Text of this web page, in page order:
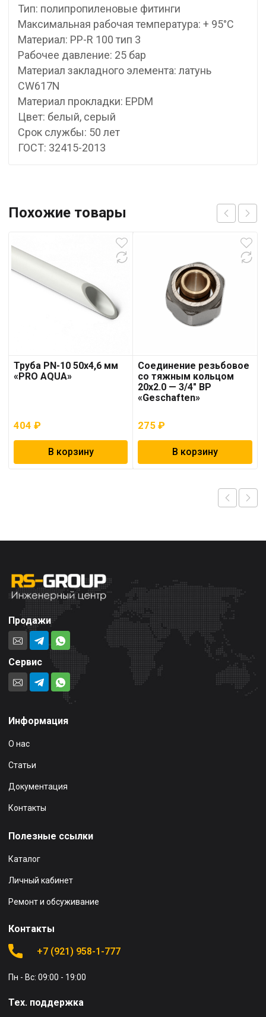
Тип: полипропиленовые фитинги
Максимальная рабочая температура: + 95°С
Материал: PP-R 100 тип 3
Рабочее давление: 25 бар
Материал закладного элемента: латунь
CW617N
Материал прокладки: EPDM
Цвет: белый, серый
Срок службы: 50 лет
ГОСТ: 32415-2013
Похожие товары
Труба PN-10 50х4,6 мм
«PRO AQUA»
404 ₽
В корзину
Соединение резьбовое
со тяжным кольцом
20х2.0 — 3/4″ ВР
«Geschaften»
275₽
В корзину
Продажи
Сервис
Информация
О нас
Статьи
Документация
Контакты
Полезные ссылки
Каталог
Личный кабинет
Ремонт и обсуживание
Контакты
+7 (921) 958-1-777
Пн - Вс: 09:00 - 19:00
Тех. поддержка